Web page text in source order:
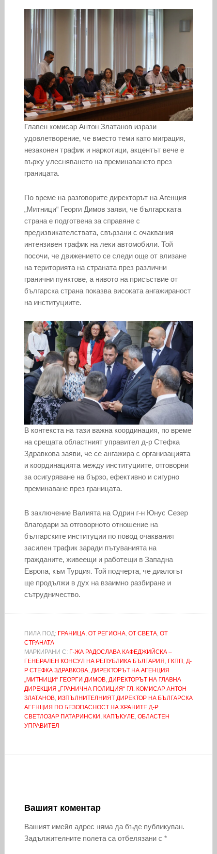
Главен комисар Антон Златанов изрази
удовлетворение, че вместо теми като миграция,
незаконен трафик и наркотици, акцентът вече е
върху улесняването на преминаването през
границата.
По време на разговорите директорът на Агенция
„Митници“ Георги Димов заяви, че българската
страна е подготвена за справяне с
предизвикателствата, свързани с очаквания
интензивен трафик на леки автомобили. Той
посочи, че движението се следи още от влизане
на територията на страната през различни
гранични пунктове, а нивото на присъствие от
българска страна показва високата ангажираност
на институциите.
В контекста на тази важна координация, по време
на срещата областният управител д-р Стефка
Здравкова заяви, че се ангажира с организацията
и координацията между институциите, отговорни
за осигуряване на бързо, ефективно и сигурно
преминаване през границата.
В заключение Валията на Одрин г-н Юнус Сезер
благодари за отговорното отношение на
българските институции по повод очаквания
засилен трафик заради пътуванията на
гражданите, живеещи и работещи в Западна
Европа, към Турция. Той подчерта, че диалогът
ще продължи в дух на взаимно разбиране и
сътрудничество.
ПИЛА ПОД: ГРАНИЦА, ОТ РЕГИОНА, ОТ СВЕТА, ОТ
СТРАНАТА
МАРКИРАНИ С: Г-ЖА РАДОСЛАВА КАФЕДЖИЙСКА –
ГЕНЕРАЛЕН КОНСУЛ НА РЕПУБЛИКА БЪЛГАРИЯ, ГКПП, Д-
Р СТЕФКА ЗДРАВКОВА, ДИРЕКТОРЪТ НА АГЕНЦИЯ
„МИТНИЦИ“ ГЕОРГИ ДИМОВ, ДИРЕКТОРЪТ НА ГЛАВНА
ДИРЕКЦИЯ „ГРАНИЧНА ПОЛИЦИЯ“ ГЛ. КОМИСАР АНТОН
ЗЛАТАНОВ, ИЗПЪЛНИТЕЛНИЯТ ДИРЕКТОР НА БЪЛГАРСКА
АГЕНЦИЯ ПО БЕЗОПАСНОСТ НА ХРАНИТЕ Д-Р
СВЕТЛОЗАР ПАТАРИНСКИ, КАПЪКУЛЕ, ОБЛАСТЕН
УПРАВИТЕЛ
Вашият коментар
Вашият имейл адрес няма да бъде публикуван.
Задължителните полета са отбелязани с *